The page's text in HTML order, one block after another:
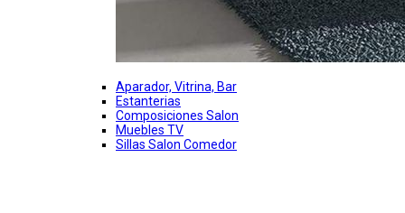
Aparador, Vitrina, Bar
Estanterias
Composiciones Salon
Muebles TV
Sillas Salon Comedor